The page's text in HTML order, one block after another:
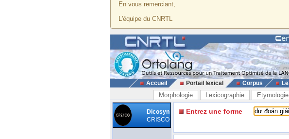
En vous remerciant,
L'équipe du CNRTL
Accueil Portail lexical Corpus
Morphologie Lexicographie Etymologie
Dicosyn
CRISCO
Entrez une forme